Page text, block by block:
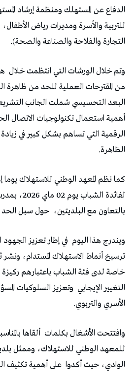
الدفاع عن المستهلك ومنظمة إرشاد
للتربية والأسرة ومديرات رياض
التجارة والفلاحة والصناعة والصحة).
وتم خلال الورشات التي انتظمت خلال
من المقترحات العملية للحد من ظاهرة
البعد التحسيسي شملت الجانب
أهمية استعمال تكنولوجيات الاتصال
الرقمية التي تساهم بشكل كبير في
الظاهرة.
كما نظم المعهد الوطني للاستهلاك
لفائدة الشباب يوم 02 ماي 2026، بمدرسة النظافة بتونس
بالتعاون مع البلديتين، حول سبل الحد
ويندرج هذا اليوم في إطار تعزيز الجهود
ترسيخ أنماط الاستهلاك المستدام، ونشر
خاصة لدى فئة الشباب باعتبارهم
التغيير الإيجابي وتعزيز السلوكيات
الأسري والتربوي.
وافتتحت الأشغال بكلمات ألقاها
للمعهد الوطني للاستهلاك، وممثل
الوادي، حيث أكدوا على أهمية تكثيف